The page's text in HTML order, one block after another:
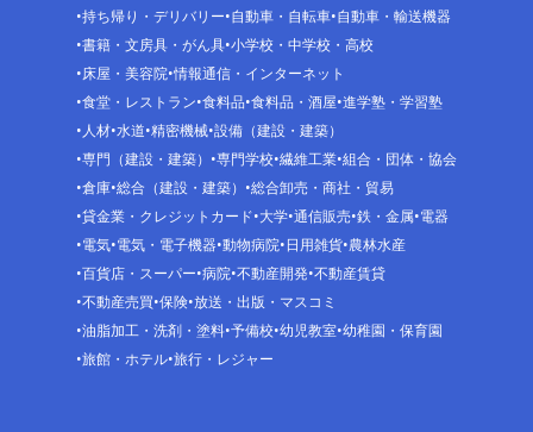
持ち帰り・デリバリー 自動車・自転車 自動車・輸送機器
書籍・文房具・がん具 小学校・中学校・高校
床屋・美容院 情報通信・インターネット
食堂・レストラン 食料品 食料品・酒屋 進学塾・学習塾
人材 水道 精密機械 設備（建設・建築）
専門（建設・建築）
専門学校 繊維工業 組合・団体・協会
倉庫 総合（建設・建築）
総合卸売・商社・貿易
貸金業・クレジットカード 大学 通信販売 鉄・金属 電器
電気 電気・電子機器 動物病院 日用雑貨 農林水産
百貨店・スーパー 病院 不動産開発 不動産賃貸
不動産売買 保険 放送・出版・マスコミ
油脂加工・洗剤・塗料 予備校 幼児教室 幼稚園・保育園
旅館・ホテル 旅行・レジャー